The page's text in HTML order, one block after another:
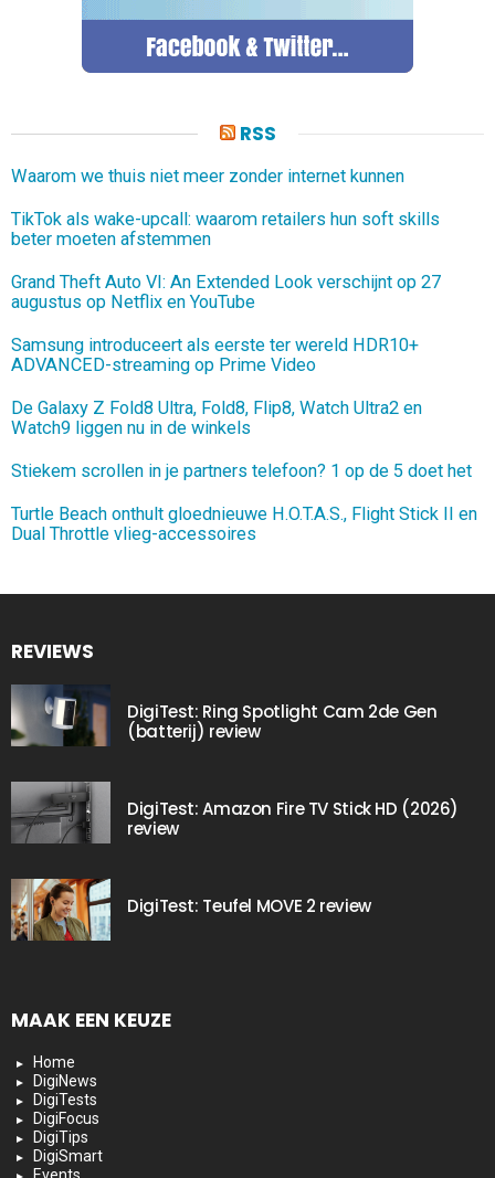
RSS
Waarom we thuis niet meer zonder internet kunnen
TikTok als wake-upcall: waarom retailers hun soft skills
beter moeten afstemmen
Grand Theft Auto VI: An Extended Look verschijnt op 27
augustus op Netflix en YouTube
Samsung introduceert als eerste ter wereld HDR10+
ADVANCED-streaming op Prime Video
De Galaxy Z Fold8 Ultra, Fold8, Flip8, Watch Ultra2 en
Watch9 liggen nu in de winkels
Stiekem scrollen in je partners telefoon? 1 op de 5 doet het
Turtle Beach onthult gloednieuwe H.O.T.A.S., Flight Stick II en
Dual Throttle vlieg-accessoires
REVIEWS
DigiTest: Ring Spotlight Cam 2de Gen
(batterij) review
DigiTest: Amazon Fire TV Stick HD (2026)
review
DigiTest: Teufel MOVE 2 review
MAAK EEN KEUZE
Home
DigiNews
DigiTests
DigiFocus
DigiTips
DigiSmart